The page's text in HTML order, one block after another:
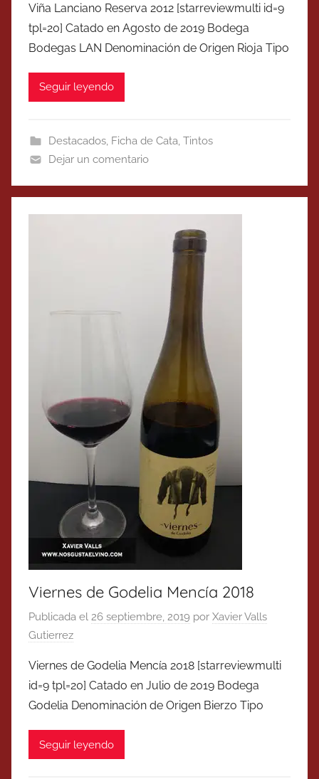
Viña Lanciano Reserva 2012 [starreviewmulti id=9
tpl=20] Catado en Agosto de 2019 Bodega
Bodegas LAN Denominación de Origen Rioja Tipo
Seguir leyendo
Destacados, Ficha de Cata, Tintos
Dejar un comentario
Viernes de Godelia Mencía 2018
Publicada el 26 septiembre, 2019 por Xavier Valls
Gutierrez
Viernes de Godelia Mencía 2018 [starreviewmulti
id=9 tpl=20] Catado en Julio de 2019 Bodega
Godelia Denominación de Origen Bierzo Tipo
Seguir leyendo